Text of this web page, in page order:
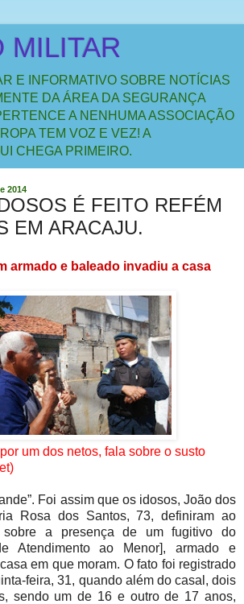
MILITAR
E INFORMATIVO SOBRE NOTÍCIAS
DA ÁREA DA SEGURANÇA
A NENHUMA ASSOCIAÇÃO
TEM VOZ E VEZ! A
CHEGA PRIMEIRO.
2014
É FEITO REFÉM
EM ARACAJU.
armado e baleado invadiu a casa
um dos netos, fala sobre o susto
Foi assim que os idosos, João dos
Rosa dos Santos, 73, definiram ao
sobre a presença de um fugitivo do
Atendimento ao Menor], armado e
em que moram. O fato foi registrado
feira, 31, quando além do casal, dois
sendo um de 16 e outro de 17 anos,